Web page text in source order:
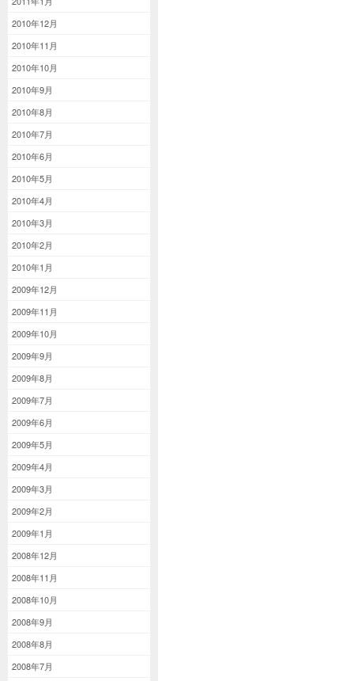
2010年12月
2010年11月
2010年10月
2010年9月
2010年8月
2010年7月
2010年6月
2010年5月
2010年4月
2010年3月
2010年2月
2010年1月
2009年12月
2009年11月
2009年10月
2009年9月
2009年8月
2009年7月
2009年6月
2009年5月
2009年4月
2009年3月
2009年2月
2009年1月
2008年12月
2008年11月
2008年10月
2008年9月
2008年8月
2008年7月